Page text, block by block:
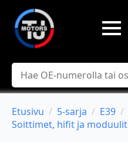
Hae
Etusivu 5-sarja E39
Soittimet, hifit ja moduulit